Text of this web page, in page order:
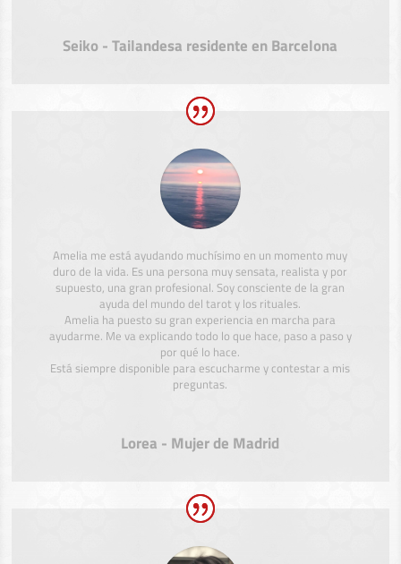
Seiko - Tailandesa residente en Barcelona
Amelia me está ayudando muchísimo en un momento muy
duro de la vida. Es una persona muy sensata, realista y por
supuesto, una gran profesional. Soy consciente de la gran
ayuda del mundo del tarot y los rituales.
Amelia ha puesto su gran experiencia en marcha para
ayudarme. Me va explicando todo lo que hace, paso a paso y
por qué lo hace.
Está siempre disponible para escucharme y contestar a mis
preguntas.
Lorea - Mujer de Madrid